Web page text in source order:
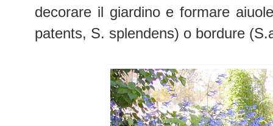
decorare il giardino e formare
patents, S. splendens) o bordure